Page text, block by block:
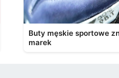
Buty męskie sportowe
marek